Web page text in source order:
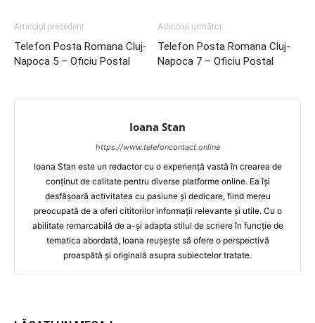
Articolul precedent
Telefon Posta Romana Cluj-
Napoca 5 – Oficiu Postal
Articolul următor
Telefon Posta Romana Cluj-
Napoca 7 – Oficiu Postal
Ioana Stan
https://www.telefoncontact.online
Ioana Stan este un redactor cu o experiență vastă în crearea de
conținut de calitate pentru diverse platforme online. Ea își
desfășoară activitatea cu pasiune și dedicare, fiind mereu
preocupată de a oferi cititorilor informații relevante și utile. Cu o
abilitate remarcabilă de a-și adapta stilul de scriere în funcție de
tematica abordată, Ioana reușește să ofere o perspectivă
proaspătă și originală asupra subiectelor tratate.